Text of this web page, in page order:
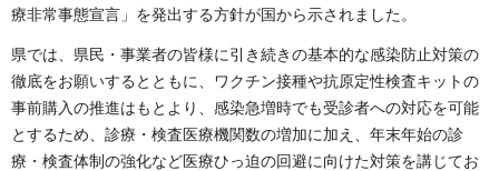
療非常事態宣言」を発出する方針が国から示されました。
県では、県民・事業者の皆様に引き続きの基本的な感染防止対策の
徹底をお願いするとともに、ワクチン接種や抗原定性検査キットの
事前購入の推進はもとより、感染急増時でも受診者への対応を可能
とするため、診療・検査医療機関数の増加に加え、年末年始の診
療・検査体制の強化など医療ひっ迫の回避に向けた対策を講じてお